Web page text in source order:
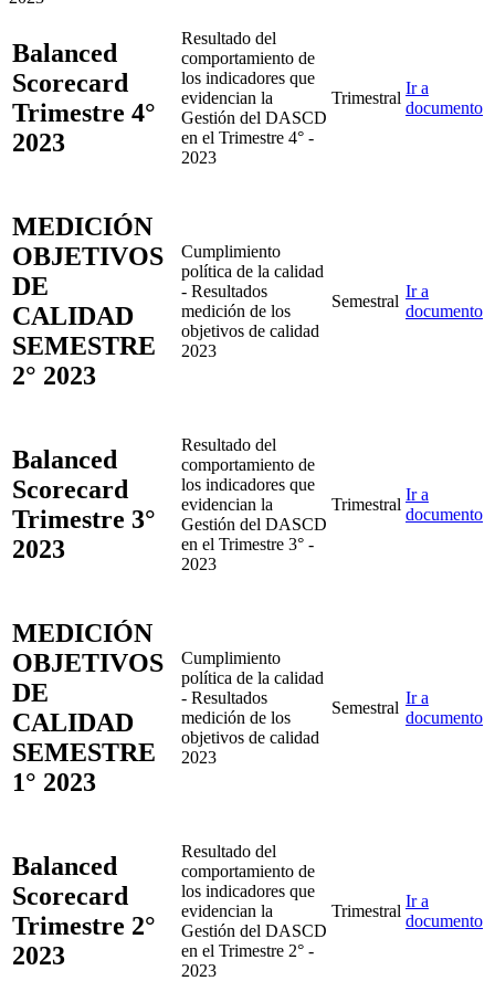
Balanced
Scorecard
Trimestre 4°
2023
Resultado del
comportamiento de
los indicadores que
evidencian la
Gestión del DASCD
en el Trimestre 4° -
2023
Trimestral
Ir a
documento
MEDICIÓN
OBJETIVOS
DE
CALIDAD
SEMESTRE
2° 2023
Cumplimiento
política de la calidad
- Resultados
medición de los
objetivos de calidad
2023
Semestral
Ir a
documento
Balanced
Scorecard
Trimestre 3°
2023
Resultado del
comportamiento de
los indicadores que
evidencian la
Gestión del DASCD
en el Trimestre 3° -
2023
Trimestral
Ir a
documento
MEDICIÓN
OBJETIVOS
DE
CALIDAD
SEMESTRE
1° 2023
Cumplimiento
política de la calidad
- Resultados
medición de los
objetivos de calidad
2023
Semestral
Ir a
documento
Balanced
Scorecard
Trimestre 2°
2023
Resultado del
comportamiento de
los indicadores que
evidencian la
Gestión del DASCD
en el Trimestre 2° -
2023
Trimestral
Ir a
documento